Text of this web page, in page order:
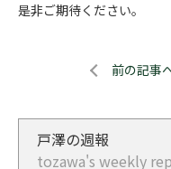
是非ご期待ください。
前の記事
戸澤の週報
tozawa's weekly